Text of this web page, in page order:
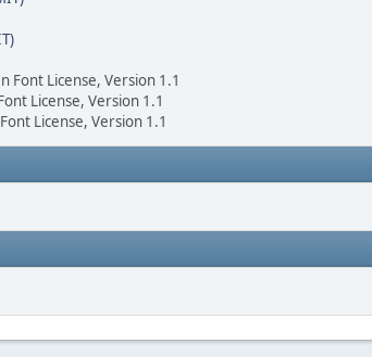
Font License, Version 1.1
License, Version 1.1
License, Version 1.1